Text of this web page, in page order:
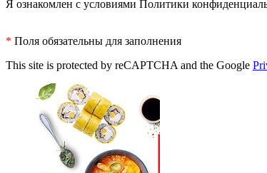
Я ознакомлен с условиями Политики
* Поля обязательны для заполнения
This site is protected by reCAPTCHA and the Google